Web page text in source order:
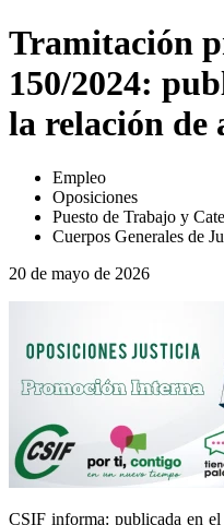
Tramitación
150/2024:
la relación de
Empleo
Oposiciones
Puesto de Trabajo y
Cuerpos Generales de
20 de mayo de 2026
CSIF informa: publicada en